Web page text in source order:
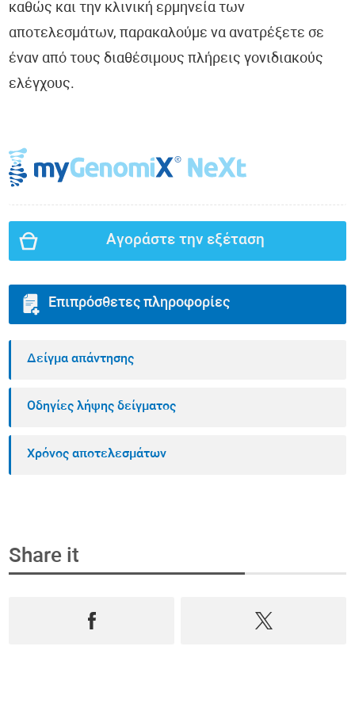
καθώς και την κλινική ερμηνεία των
αποτελεσμάτων, παρακαλούμε να ανατρέξετε σε
έναν από τους διαθέσιμους πλήρεις γονιδιακούς
ελέγχους.
Αγοράστε την εξέταση
Επιπρόσθετες πληροφορίες
Δείγμα απάντησης
Οδηγίες λήψης δείγματος
Χρόνος αποτελεσμάτων
Share it